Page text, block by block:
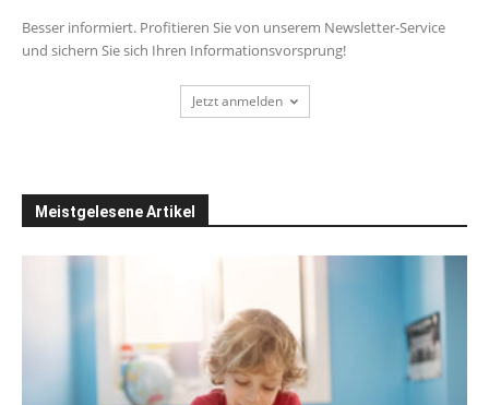
Besser informiert. Profitieren Sie von unserem Newsletter-Service
und sichern Sie sich Ihren Informationsvorsprung!
Jetzt anmelden
Meistgelesene Artikel